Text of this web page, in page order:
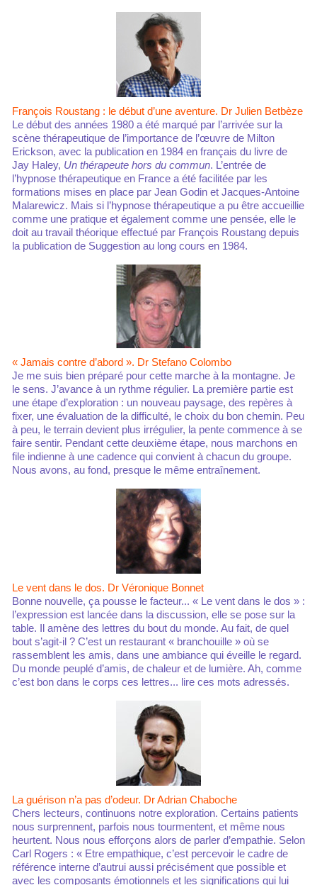
François Roustang : le début d’une aventure. Dr Julien Betbèze
Le début des années 1980 a été marqué par l’arrivée sur la
scène thérapeutique de l’importance de l’œuvre de Milton
Erickson, avec la publication en 1984 en français du livre de
Jay Haley, Un thérapeute hors du commun. L’entrée de
l’hypnose thérapeutique en France a été facilitée par les
formations mises en place par Jean Godin et Jacques-Antoine
Malarewicz. Mais si l’hypnose thérapeutique a pu être accueillie
comme une pratique et également comme une pensée, elle le
doit au travail théorique effectué par François Roustang depuis
la publication de Suggestion au long cours en 1984.
« Jamais contre d’abord ». Dr Stefano Colombo
Je me suis bien préparé pour cette marche à la montagne. Je
le sens. J’avance à un rythme régulier. La première partie est
une étape d’exploration : un nouveau paysage, des repères à
fixer, une évaluation de la difficulté, le choix du bon chemin. Peu
à peu, le terrain devient plus irrégulier, la pente commence à se
faire sentir. Pendant cette deuxième étape, nous marchons en
file indienne à une cadence qui convient à chacun du groupe.
Nous avons, au fond, presque le même entraînement.
Le vent dans le dos. Dr Véronique Bonnet
Bonne nouvelle, ça pousse le facteur... « Le vent dans le dos » :
l’expression est lancée dans la discussion, elle se pose sur la
table. Il amène des lettres du bout du monde. Au fait, de quel
bout s’agit-il ? C’est un restaurant « branchouille » où se
rassemblent les amis, dans une ambiance qui éveille le regard.
Du monde peuplé d’amis, de chaleur et de lumière. Ah, comme
c’est bon dans le corps ces lettres... lire ces mots adressés.
La guérison n’a pas d’odeur. Dr Adrian Chaboche
Chers lecteurs, continuons notre exploration. Certains patients
nous surprennent, parfois nous tourmentent, et même nous
heurtent. Nous nous efforçons alors de parler d’empathie. Selon
Carl Rogers : « Etre empathique, c’est percevoir le cadre de
référence interne d’autrui aussi précisément que possible et
avec les composants émotionnels et les significations qui lui